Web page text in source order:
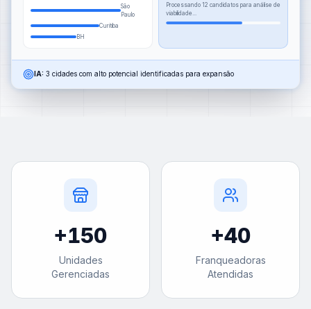
São
Paulo
Curitiba
BH
Processando 12 candidatos para análise de
viabilidade...
IA: 3 cidades com alto potencial identificadas para expansão
+150
Unidades
Gerenciadas
+40
Franqueadoras
Atendidas